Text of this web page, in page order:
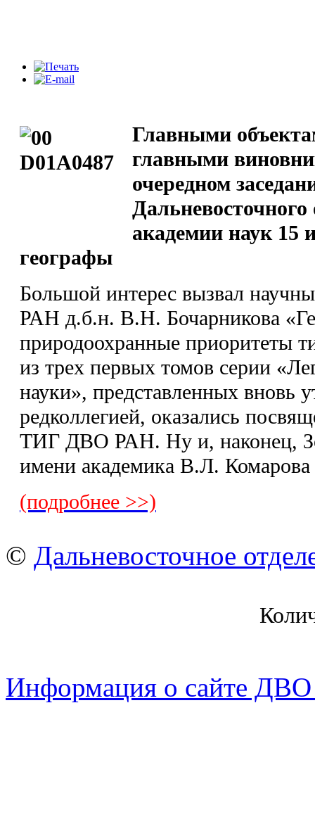
Главными
главными
очередном
Дальневосточного
академии наук 15
географы
Большой интерес вызвал
РАН д.б.н. В.Н. Бочарникова
природоохранные приоритеты
из трех первых томов серии
науки», представленных вновь
редколлегией, оказались
ТИГ ДВО РАН. Ну и, наконец,
имени академика В.Л.
(подробнее >>)
© Дальневосточное
Информация о сайте